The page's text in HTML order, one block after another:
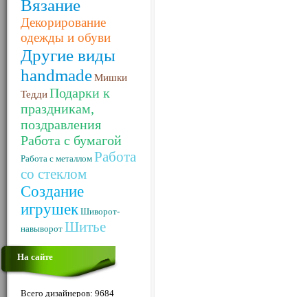
Вязание
Декорирование
одежды и обуви
Другие виды
handmadeМишки
ТеддиПодарки к
праздникам,
поздравления
Работа с бумагой
Работа с металлом Работа
со стеклом
Создание
игрушек Шиворот-
навыворот Шитье
На сайте
Всего дизайнеров: 9684